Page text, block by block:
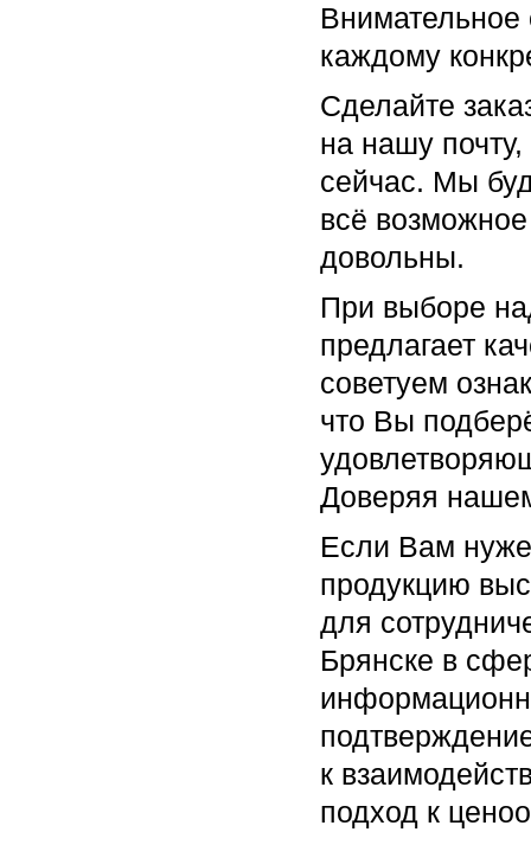
каждому
Сделайте
на нашу
сейчас. Мы
всё
довольны.
При выборе
предлагает
советуем
что Вы
Доверяя
Если Вам
продукцию
для
Брянске в
к
подход к